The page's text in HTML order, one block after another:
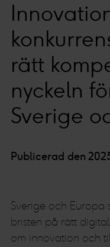
rätt
nyckeln
Sverige
Publicerad den
Sverige och Europa
bristen på rätt
om innovation och